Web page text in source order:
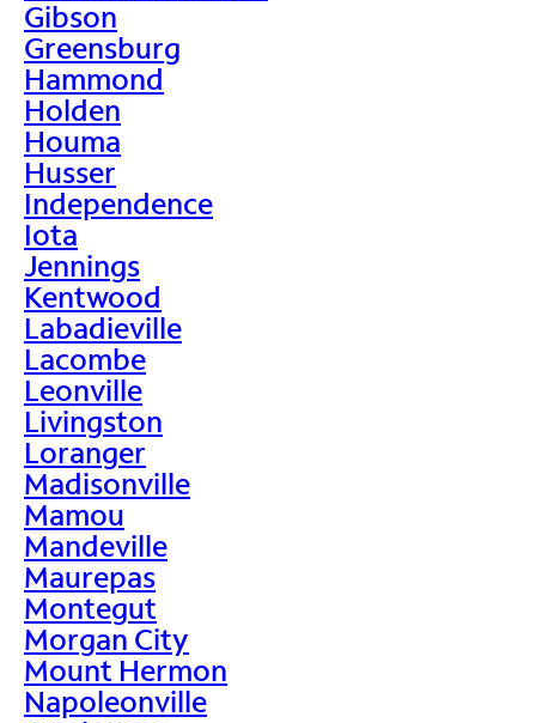
Gibson
Greensburg
Hammond
Holden
Houma
Husser
Independence
Iota
Jennings
Kentwood
Labadieville
Lacombe
Leonville
Livingston
Loranger
Madisonville
Mamou
Mandeville
Maurepas
Montegut
Morgan City
Mount Hermon
Napoleonville